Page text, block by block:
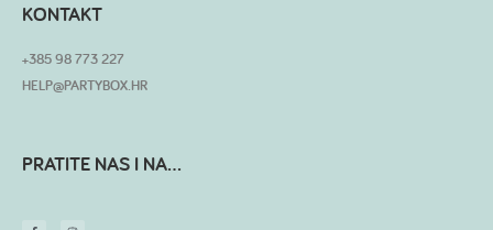
KONTAKT
+385 98 773 227
HELP@PARTYBOX.HR
PRATITE NAS I NA...